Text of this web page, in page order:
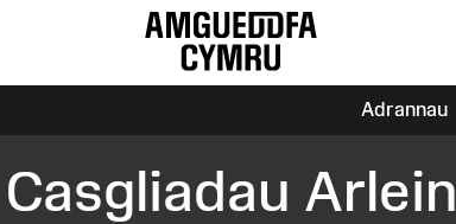
Adrannau
Casgliadau Arlein